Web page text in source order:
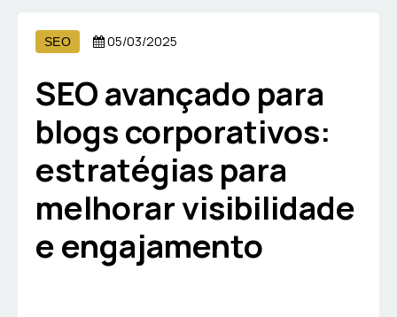
SEO 05/03/2025
SEO avançado para
blogs corporativos:
estratégias para
melhorar visibilidade
e engajamento